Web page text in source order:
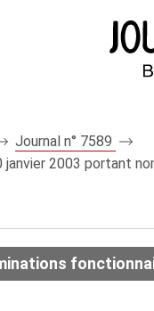
Journal n° 7589
janvier 2003 portant